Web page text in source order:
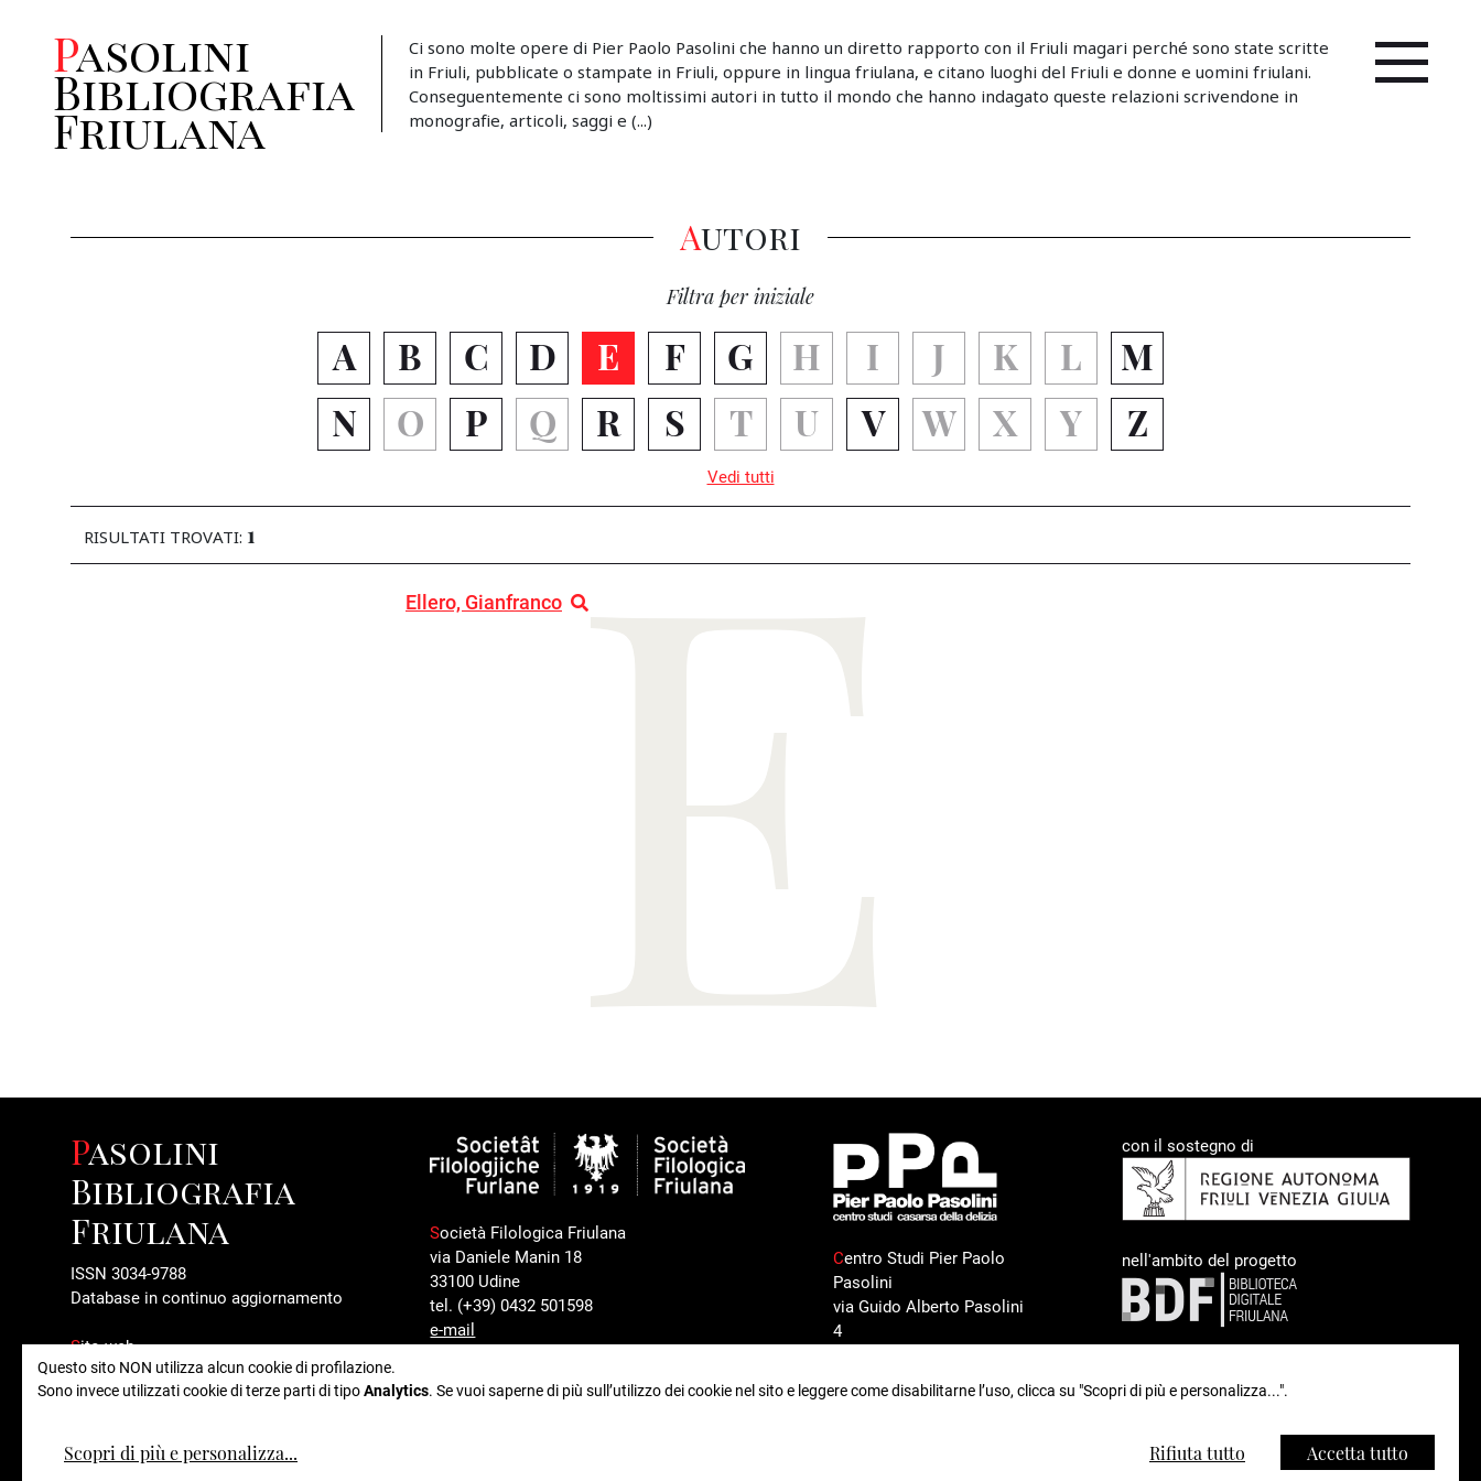
Pasolini
Bibliografia
Friulana
Ci sono molte opere di Pier Paolo Pasolini che hanno un diretto rapporto con il Friuli magari perché sono state scritte
in Friuli, pubblicate o stampate in Friuli, oppure in lingua friulana, e citano luoghi del Friuli e donne e uomini friulani.
Conseguentemente ci sono moltissimi autori in tutto il mondo che hanno indagato queste relazioni scrivendone in
monografie, articoli, saggi e (...)
Autori
Filtra per iniziale
A B C D E F G H I J K L
M
N
O P Q R S T U V W X Y Z
Vedi tutti
RISULTATI TROVATI: 1
Ellero, Gianfranco E
Pasolini
Bibliografia
Friulana
ISSN 3034-9788
Database in continuo aggiornamento
Sito web
www.pasolinibibliografiafriulana.it
Società Filologica Friulana
via Daniele Manin 18
33100 Udine
tel. (+39) 0432 501598
e-mail
Centro Studi Pier Paolo
Pasolini
via Guido Alberto Pasolini
4
Delizia (PN)
tel. (+39) 0434 870593
con il sostegno di
nell'ambito del progetto
Questo sito NON utilizza alcun cookie di profilazione.
Sono invece utilizzati cookie di terze parti di tipoAnalytics. Se vuoi saperne di più sull’utilizzo dei cookie nel sito e leggere come disabilitarne l’uso, clicca su "Scopri di più e personalizza...".
Scopri di più e personalizza... Rifiuta tutto Accetta tutto